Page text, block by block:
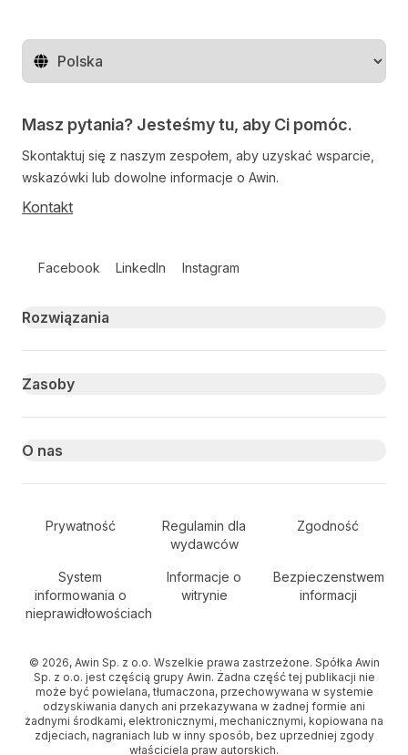
Zmień region
Masz pytania? Jesteśmy tu, aby Ci pomóc.
Skontaktuj się z naszym zespołem, aby uzyskać wsparcie,
wskazówki lub dowolne informacje o Awin.
Kontakt
Facebook LinkedIn Instagram
Primary footer navigation
Rozwiązania
Zasoby
O nas
Secondary Footer Navigation
Prywatność
Regulamin dla
wydawców
Zgodność
System
informowania o
nieprawidłowościach
Informacje o
witrynie
Bezpieczenstwem
informacji
© 2026, Awin Sp. z o.o. Wszelkie prawa zastrzeżone. Spółka Awin
Sp. z o.o. jest częścią grupy Awin. Żadna część tej publikacji nie
może być powielana, tłumaczona, przechowywana w systemie
odzyskiwania danych ani przekazywana w żadnej formie ani
żadnymi środkami, elektronicznymi, mechanicznymi, kopiowana na
zdjeciach, nagraniach lub w inny sposób, bez uprzedniej zgody
właściciela praw autorskich.